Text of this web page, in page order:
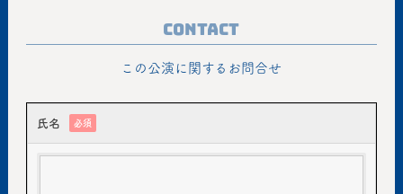
Contact
この公演に関するお問合せ
氏名 必須